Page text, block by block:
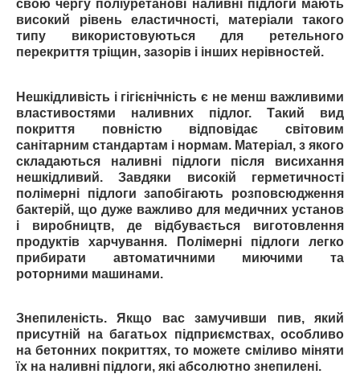
свою чергу поліуретанові наливні підлоги мають
високий рівень еластичності, матеріали такого
типу використовуються для ретельного
перекриття тріщин, зазорів і інших нерівностей.
Нешкідливість і гігієнічність є не менш важливими
властивостями наливних підлог. Такий вид
покриття повністю відповідає світовим
санітарним стандартам і нормам. Матеріал, з якого
складаються наливні підлоги після висихання
нешкідливий. Завдяки високій герметичності
полімерні підлоги запобігають розповсюдження
бактерій, що дуже важливо для медичних установ
і виробництв, де відбувається виготовлення
продуктів харчування. Полімерні підлоги легко
прибирати автоматичними миючими та
роторними машинами.
Знепиленість. Якщо вас замучивши пив, який
присутній на багатьох підприємствах, особливо
на бетонних покриттях, то можете сміливо міняти
їх на наливні підлоги, які абсолютно знепилені.